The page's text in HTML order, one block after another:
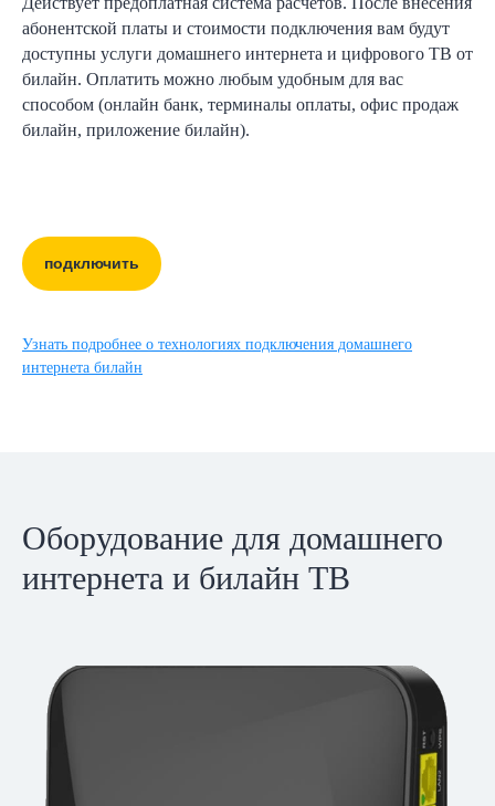
абонентской платы и стоимости подключения вам будут
доступны услуги домашнего интернета и цифрового ТВ от
билайн. Оплатить можно любым удобным для вас
способом (онлайн банк, терминалы оплаты, офис продаж
билайн, приложение билайн).
подключить
Узнать подробнее о технологиях подключения домашнего
интернета билайн
Оборудование для домашнего
интернета и билайн ТВ